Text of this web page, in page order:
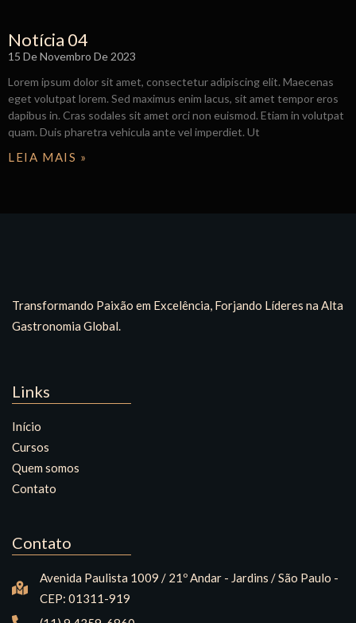
Notícia 04
15 De Novembro De 2023
Lorem ipsum dolor sit amet, consectetur adipiscing elit. Maecenas
eget volutpat lorem. Sed maximus enim lacus, sit amet tempor eros
dapibus in. Cras sodales sit amet orci non euismod. Etiam in volutpat
quam. Duis pharetra vehicula ante vel imperdiet. Ut
LEIA MAIS »
Transformando Paixão em Excelência, Forjando Líderes na Alta
Gastronomia Global.
Links
Início
Cursos
Quem somos
Contato
Contato
Avenida Paulista 1009 / 21º Andar - Jardins / São Paulo -
CEP: 01311-919